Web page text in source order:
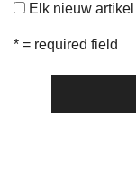
Elk nieuw artikel
* = required field